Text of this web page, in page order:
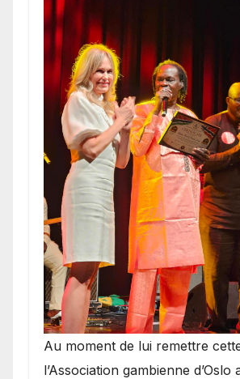
​Au moment de lui remettre
l’Association gambienne d’Oslo